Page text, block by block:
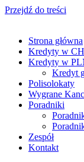
Przejdź do treści
Strona główna
Kredyty w
Kredyty w
Kredyt
Polisolokaty
Wygrane
Poradniki
Zespół
Kontakt